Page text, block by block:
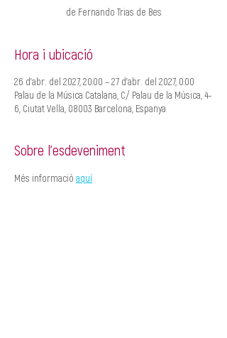
de Fernando Trias de Bes
Hora i ubicació
26 d’abr. del 2027, 20:00 – 27 d’abr. del 2027, 0:00
Palau de la Música Catalana, C/ Palau de la Música, 4-
6, Ciutat Vella, 08003 Barcelona, Espanya
Sobre l'esdeveniment
Més informació aquí